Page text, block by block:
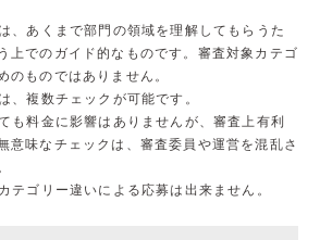
、あくまで部門の領域を理解してもらうた
上でのガイド的なものです。審査対象カテゴ
のものではありません。
、複数チェックが可能です。
も料金に影響はありませんが、審査上有利
意味なチェックは、審査委員や運営を混乱さ
テゴリー違いによる応募は出来ません。